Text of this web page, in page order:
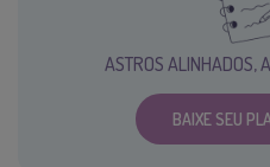
ASTROS ALINHADOS,
BAIXE SEU